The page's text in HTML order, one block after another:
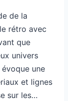
de la
rétro avec
que
univers
une
et lignes
sur les…